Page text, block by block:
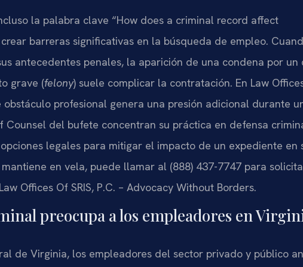
la palabra clave “How does a criminal record affect
barreras significativas en la búsqueda de empleo.
antecedentes penales, la aparición de una condena por un
grave (felony) suele complicar la contratación. En Law
obstáculo profesional genera una presión adicional durante
Counsel del bufete concentran su práctica en defensa
legales para mitigar el impacto de un expediente en
en vela, puede llamar al (888) 437-7747 para
Offices Of SRIS, P.C. – Advocacy Without Borders.
preocupa a los empleadores en
de Virginia, los empleadores del sector privado y público